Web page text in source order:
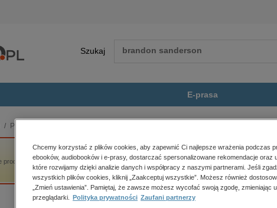
Szukaj
E-prasa
wnętrz
gospodarka
polityka, społeczno-informacyjne
psychologiczne
inne
popularno-naukowe
historia
Praktyczna edukacja, samodoskonalenie, motywacja
produkt „Hamulce sukcesu” nie jest dostępny.
Chcemy korzystać z plików cookies, aby zapewnić Ci najlepsze wrażenia podczas
ebooków, audiobooków i e-prasy, dostarczać spersonalizowane rekomendacje oraz
które rozwijamy dzięki analizie danych i współpracy z naszymi partnerami. Jeśli
wszystkich plików cookies, kliknij „Zaakceptuj wszystkie”. Możesz również
„Zmień ustawienia”. Pamiętaj, że zawsze możesz wycofać swoją zgodę, zmieniając
przeglądarki.
Polityka prywatności Zaufani partnerzy